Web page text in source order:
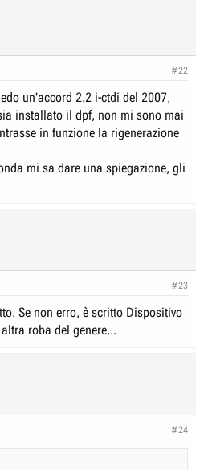
#22
un'accord 2.2 i-ctdi del 2007,
installato il dpf, non mi sono mai
in funzione la rigenerazione
mi sa dare una spiegazione, gli
#23
Se non erro, è scritto Dispositivo
roba del genere...
#24